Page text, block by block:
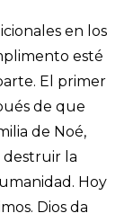
en los
esté
El primer
de que
de Noé,
destruir la
Hoy
Dios da